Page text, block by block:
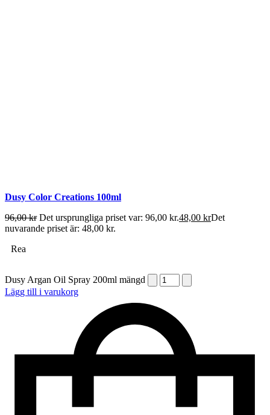
Dusy Color Creations 100ml
96,00kr Det ursprungliga priset var: 96,00 kr.48,00 krDet
nuvarande priset är: 48,00 kr.
Rea
Dusy Argan Oil Spray 200ml mängd
Lägg till i varukorg